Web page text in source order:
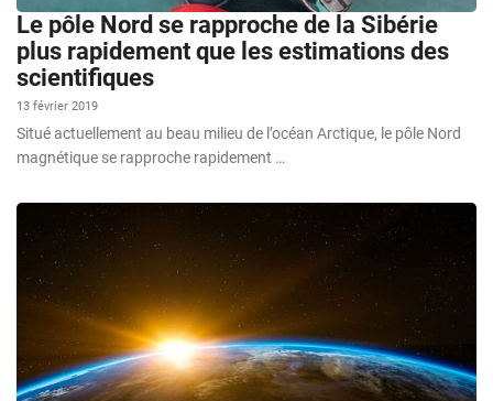
Le pôle Nord se rapproche de la Sibérie
plus rapidement que les estimations des
scientifiques
13 février 2019
Situé actuellement au beau milieu de l’océan Arctique, le pôle Nord
magnétique se rapproche rapidement …